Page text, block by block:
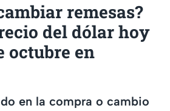
remesas?
del dólar hoy
octubre en
en la compra o cambio